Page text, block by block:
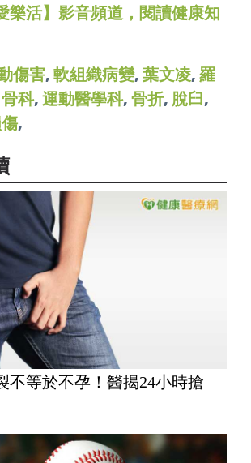
樂活】影音頻道，閱讀健康知
傷害, 軟組織病變, 葉文凌, 羅
骨科, 運動醫學科, 骨折, 脫臼,
,
不等於不孕！醫揭24小時搶